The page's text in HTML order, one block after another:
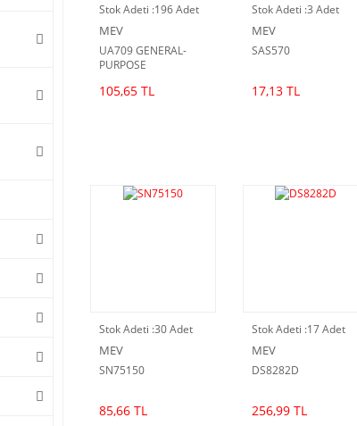
Stok Adeti :196 Adet
MEV
UA709 GENERAL-
PURPOSE
AMPLIFIERS
105,65 TL
Stok Adeti :3 Adet
MEV
SAS570
17,13 TL
Stok Adeti :30 Adet
MEV
SN75150
85,66 TL
Stok Adeti :17 Adet
MEV
DS8282D
256,99 TL